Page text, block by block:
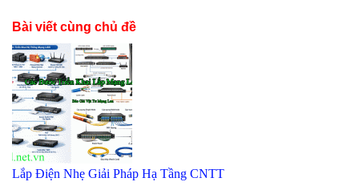
Bài viết cùng chủ đề
Lắp Điện Nhẹ Giải Pháp Hạ Tầng CNTT